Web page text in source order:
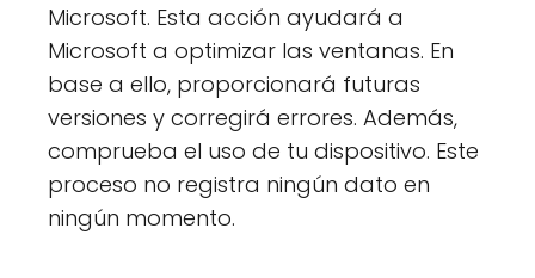
Microsoft. Esta acción ayudará a
Microsoft a optimizar las ventanas. En
base a ello, proporcionará futuras
versiones y corregirá errores. Además,
comprueba el uso de tu dispositivo. Este
proceso no registra ningún dato en
ningún momento.